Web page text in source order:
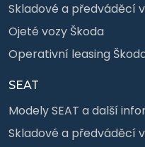
Skladové a předváděcí
Ojeté vozy Škoda
Operativní leasing
SEAT
Modely SEAT a další
Skladové a předváděcí